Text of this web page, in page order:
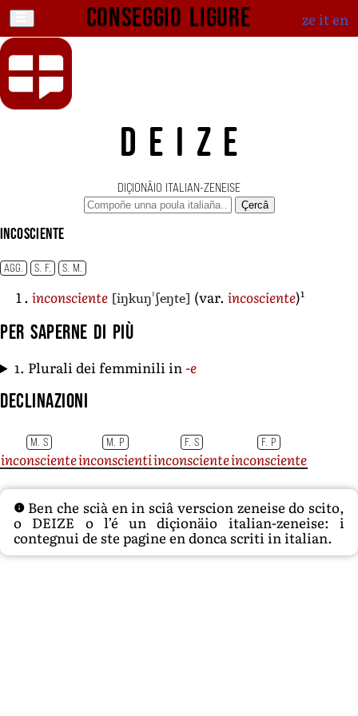
Conseggio ligure ze iten
DEIZE
DIÇIONÄIO ITALIAN-ZENEISE
Çercâ
incosciente
AGG. S. F. S. M.
inconsciente [iŋkuŋˈʃeŋte] (var. incosciente)1
Per saperne di più
1. Plurali dei femminili in -e
Declinazioni
M. S M. P F. S F. P
inconscienteinconscientiinconscienteinconsciente
Ben che scià en in sciâ verscion zeneise do scito,
o DEIZE o l’é un diçionäio italian-zeneise: i
contegnui de ste pagine en donca scriti in italian.